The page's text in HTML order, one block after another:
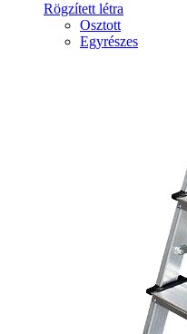
Rögzített létra
Osztott
Egyrészes